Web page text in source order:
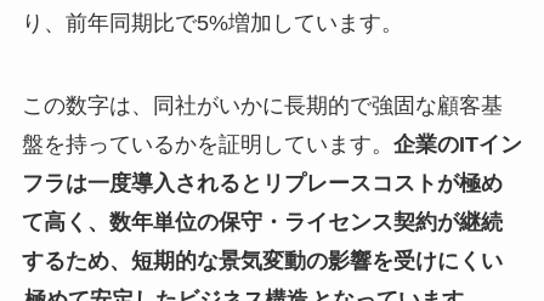
り、前年同期比で5%増加しています。
この数字は、同社がいかに長期的で強固な顧客基
盤を持っているかを証明しています。 企業のITイン
フラは一度導入されるとリプレースコストが極め
て高く、数年単位の保守・ライセンス契約が継続
するため、短期的な景気変動の影響を受けにくい